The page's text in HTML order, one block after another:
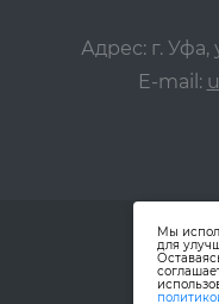
Адрес: г. Уфа,
E-mail:
Мы
для